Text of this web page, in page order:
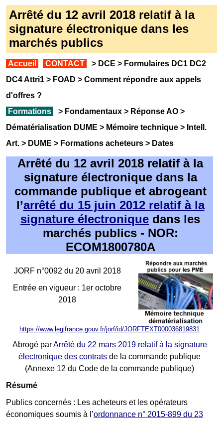
Arrêté du 12 avril 2018 relatif à la
signature électronique dans les
marchés publics
Accueil CONTACT > DCE > Formulaires DC1 DC2
DC4 Attri1 > FOAD >Comment répondre aux appels
d'offres ?
Formations
> Fondamentaux > Réponse AO >
Dématérialisation DUME > Mémoire technique > Intell.
Art. > DUME > Formations acheteurs > Dates
Arrêté du 12 avril 2018 relatif à la
signature électronique dans la
commande publique et abrogeant
l’arrêté du 15 juin 2012 relatif à la
signature électronique dans les
marchés publics - NOR:
ECOM1800780A
JORF n°0092 du 20 avril 2018
Entrée en vigueur : 1er octobre
2018
https://www.legifrance.gouv.fr/jorf/id/JORFTEXT000036819831
Abrogé parArrêté du 22 mars 2019 relatif à la signature
électronique des contrats de la commande publique
(Annexe 12 du Code de la commande publique)
Résumé
Publics concernés : Les acheteurs et les opérateurs
économiques soumis à l’ordonnance n° 2015-899 du 23